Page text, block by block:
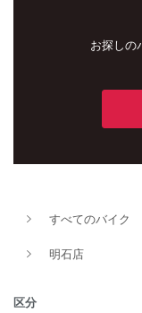
お探しの
すべてのバイク
明石店
区分
タイプ
メーカー